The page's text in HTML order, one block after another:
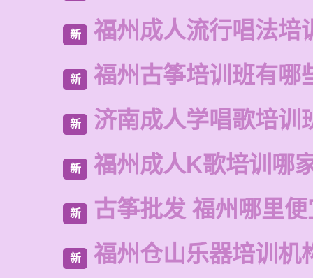
新 福州成人流行唱法培
新 福州古筝培训班有哪
新 济南成人学唱歌培训
新 福州成人K歌培训哪
新 古筝批发 福州哪里
新 福州仓山乐器培训机